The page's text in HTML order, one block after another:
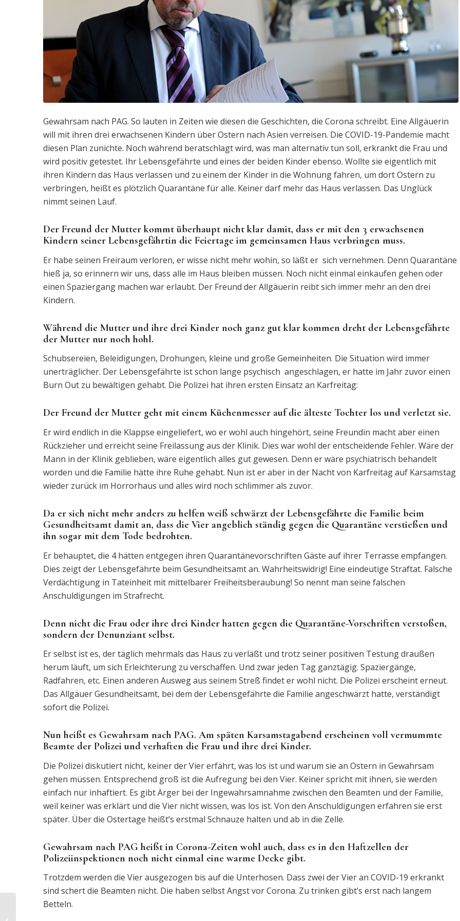
Gewahrsam nach PAG. So lauten in Zeiten wie diesen die Geschichten, die Corona schreibt. Eine Allgäuerin
will mit ihren drei erwachsenen Kindern über Ostern nach Asien verreisen. Die COVID-19-Pandemie macht
diesen Plan zunichte. Noch während beratschlagt wird, was man alternativ tun soll, erkrankt die Frau und
wird positiv getestet. Ihr Lebensgefährte und eines der beiden Kinder ebenso. Wollte sie eigentlich mit
ihren Kindern das Haus verlassen und zu einem der Kinder in die Wohnung fahren, um dort Ostern zu
verbringen, heißt es plötzlich Quarantäne für alle. Keiner darf mehr das Haus verlassen. Das Unglück
nimmt seinen Lauf.
Der Freund der Mutter kommt überhaupt nicht klar damit, dass er mit den 3 erwachsenen
Kindern seiner Lebensgefährtin die Feiertage im gemeinsamen Haus verbringen muss.
Er habe seinen Freiraum verloren, er wisse nicht mehr wohin, so läßt er sich vernehmen. Denn Quarantäne
hieß ja, so erinnern wir uns, dass alle im Haus bleiben müssen. Noch nicht einmal einkaufen gehen oder
einen Spaziergang machen war erlaubt. Der Freund der Allgäuerin reibt sich immer mehr an den drei
Kindern.
Während die Mutter und ihre drei Kinder noch ganz gut klar kommen dreht der Lebensgefährte
der Mutter nur noch hohl.
Schubsereien, Beleidigungen, Drohungen, kleine und große Gemeinheiten. Die Situation wird immer
unerträglicher. Der Lebensgefährte ist schon lange psychisch angeschlagen, er hatte im Jahr zuvor einen
Burn Out zu bewältigen gehabt. Die Polizei hat ihren ersten Einsatz an Karfreitag:
Der Freund der Mutter geht mit einem Küchenmesser auf die älteste Tochter los und verletzt sie.
Er wird endlich in die Klappse eingeliefert, wo er wohl auch hingehört, seine Freundin macht aber einen
Rückzieher und erreicht seine Freilassung aus der Klinik. Dies war wohl der entscheidende Fehler. Wäre der
Mann in der Klinik geblieben, wäre eigentlich alles gut gewesen. Denn er wäre psychiatrisch behandelt
worden und die Familie hätte ihre Ruhe gehabt. Nun ist er aber in der Nacht von Karfreitag auf Karsamstag
wieder zurück im Horrorhaus und alles wird noch schlimmer als zuvor.
Da er sich nicht mehr anders zu helfen weiß schwärzt der Lebensgefährte die Familie beim
Gesundheitsamt damit an, dass die Vier angeblich ständig gegen die Quarantäne verstießen und
ihn sogar mit dem Tode bedrohten.
Er behauptet, die 4 hätten entgegen ihren Quarantänevorschriften Gäste auf ihrer Terrasse empfangen.
Dies zeigt der Lebensgefährte beim Gesundheitsamt an. Wahrheitswidrig! Eine eindeutige Straftat. Falsche
Verdächtigung in Tateinheit mit mittelbarer Freiheitsberaubung! So nennt man seine falschen
Anschuldigungen im Strafrecht.
Denn nicht die Frau oder ihre drei Kinder hatten gegen die Quarantäne-Vorschriften verstoßen,
sondern der Denunziant selbst.
Er selbst ist es, der täglich mehrmals das Haus zu verläßt und trotz seiner positiven Testung draußen
herum läuft, um sich Erleichterung zu verschaffen. Und zwar jeden Tag ganztägig. Spaziergänge,
Radfahren, etc. Einen anderen Ausweg aus seinem Streß findet er wohl nicht. Die Polizei erscheint erneut.
Das Allgäuer Gesundheitsamt, bei dem der Lebensgefährte die Familie angeschwärzt hatte, verständigt
sofort die Polizei.
Nun heißt es Gewahrsam nach PAG. Am späten Karsamstagabend erscheinen voll vermummte
Beamte der Polizei und verhaften die Frau und ihre drei Kinder.
Die Polizei diskutiert nicht, keiner der Vier erfährt, was los ist und warum sie an Ostern in Gewahrsam
gehen müssen. Entsprechend groß ist die Aufregung bei den Vier. Keiner spricht mit ihnen, sie werden
einfach nur inhaftiert. Es gibt Ärger bei der Ingewahrsamnahme zwischen den Beamten und der Familie,
weil keiner was erklärt und die Vier nicht wissen, was los ist. Von den Anschuldigungen erfahren sie erst
später. Über die Ostertage heißt’s erstmal Schnauze halten und ab in die Zelle.
Gewahrsam nach PAG heißt in Corona-Zeiten wohl auch, dass es in den Haftzellen der
Polizeiinspektionen noch nicht einmal eine warme Decke gibt.
Trotzdem werden die Vier ausgezogen bis auf die Unterhosen. Dass zwei der Vier an COVID-19 erkrankt
sind schert die Beamten nicht. Die haben selbst Angst vor Corona. Zu trinken gibt’s erst nach langem
Betteln.